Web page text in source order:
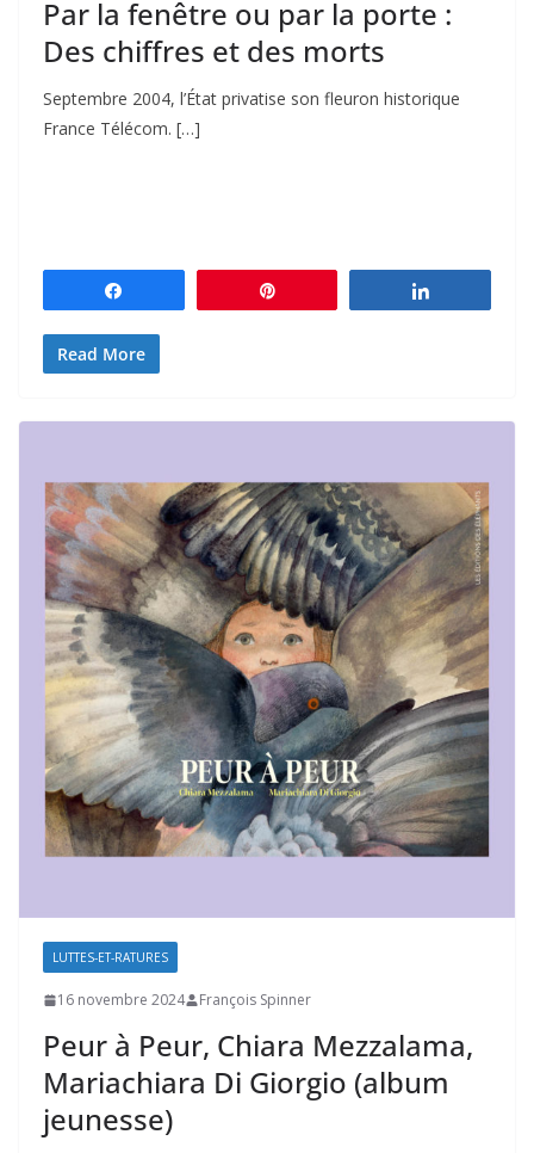
Par la fenêtre ou par la porte :
Des chiffres et des morts
Septembre 2004, l’État privatise son fleuron historique
France Télécom. […]
Read More
LUTTES-ET-RATURES
16 novembre 2024 François Spinner
Peur à Peur, Chiara Mezzalama,
Mariachiara Di Giorgio (album
jeunesse)